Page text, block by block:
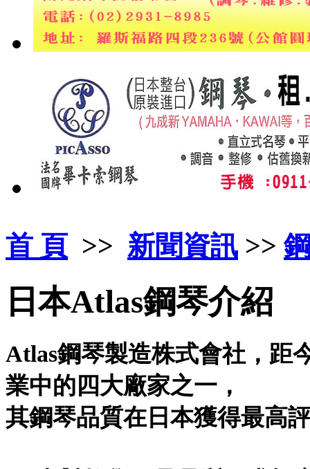
首 頁 >> 新聞資訊 >>
日本Atlas鋼琴介紹
Atlas鋼琴製造株式會社，距
業中的四大廠家之一，
其鋼琴品質在日本獲得最高